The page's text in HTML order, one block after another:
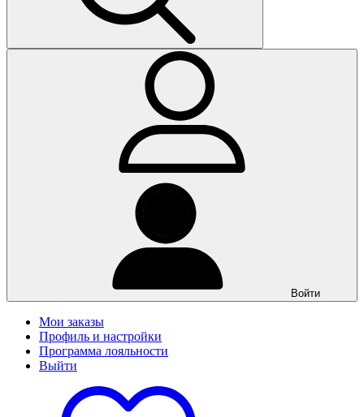
Войти
Мои заказы
Профиль и настройки
Программа лояльности
Выйти